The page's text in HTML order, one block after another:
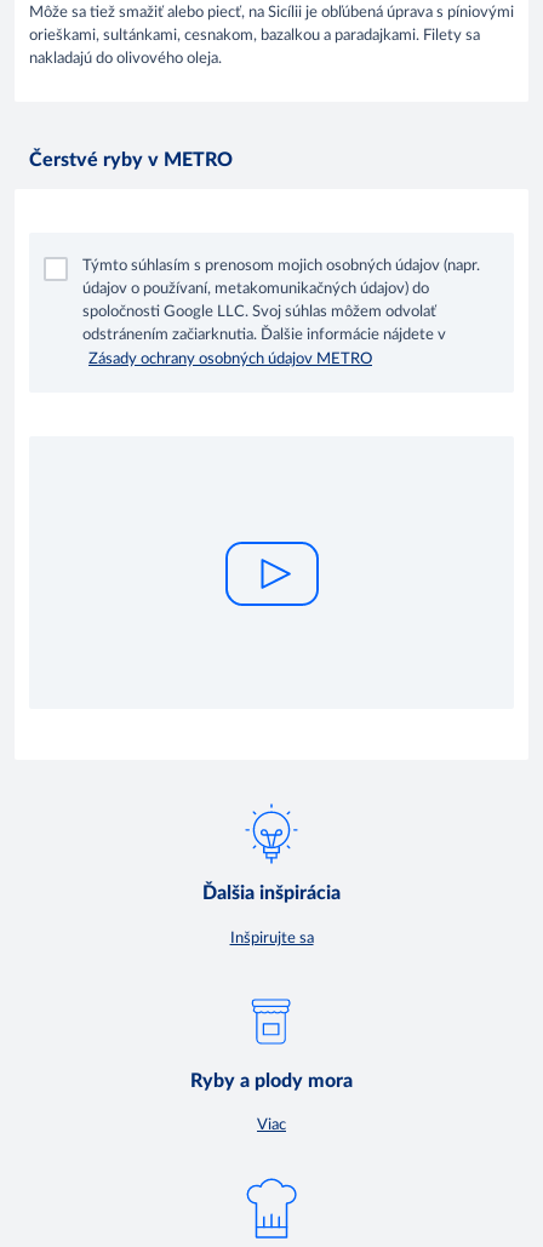
Môže sa tiež smažiť alebo piecť, na Sicílii je obľúbená úprava s píniovými
orieškami, sultánkami, cesnakom, bazalkou a paradajkami. Filety sa
nakladajú do olivového oleja.
Čerstvé ryby v METRO
Týmto súhlasím s prenosom mojich osobných údajov (napr.
údajov o používaní, metakomunikačných údajov) do
spoločnosti Google LLC. Svoj súhlas môžem odvolať
odstránením začiarknutia. Ďalšie informácie nájdete v
Zásady ochrany osobných údajov METRO
Ďalšia inšpirácia
Inšpirujte sa
Ryby a plody mora
Viac